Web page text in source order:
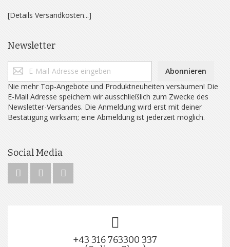
[Details Versandkosten...]
Newsletter
Abonnieren
Nie mehr Top-Angebote und Produktneuheiten versäumen! Die
E-Mail Adresse speichern wir ausschließlich zum Zwecke des
Newsletter-Versandes. Die Anmeldung wird erst mit deiner
Bestätigung wirksam; eine Abmeldung ist jederzeit möglich.
Social Media
+43 316 763300 337